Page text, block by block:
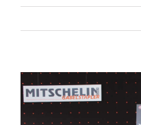
View
Larger
Image